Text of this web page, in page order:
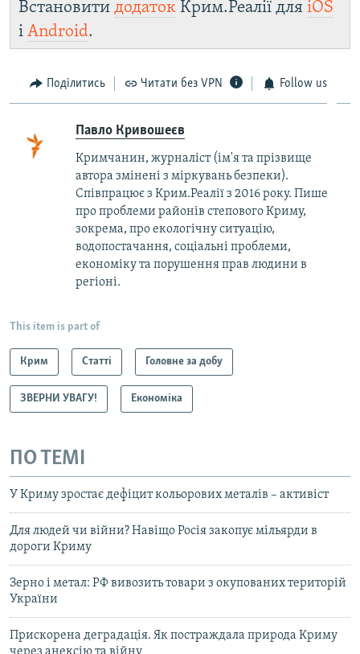
Встановити додаток Крим.Реалії для iOS
і Android.
Поділитись Читати без VPN Follow us
Павло Кривошеєв
Кримчанин, журналіст (ім'я та прізвище
автора змінені з міркувань безпеки).
Співпрацює з Крим.Реалії з 2016 року. Пише
про проблеми районів степового Криму,
зокрема, про екологічну ситуацію,
водопостачання, соціальні проблеми,
економіку та порушення прав людини в
регіоні.
This item is part of
Крим Статті Головне за добу
ЗВЕРНИ УВАГУ! Економіка
ПО ТЕМІ
У Криму зростає дефіцит кольорових металів – активіст
Для людей чи війни? Навіщо Росія закопує мільярди в
дороги Криму
Зерно і метал: РФ вивозить товари з окупованих територій
України
Прискорена деградація. Як постраждала природа Криму
через анексію та війну